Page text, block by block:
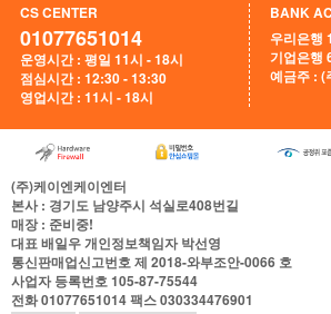
CS CENTER
01077651014
운영시간 : 평일 11시 - 18시
점심시간 : 12:30 - 13:30
영업시간 : 11시 - 18시
BANK
우리은행
기업은행
예금주 : (
(주)케이엔케이엔터
본사: 경기도 남양주시 석실로408번길
매장: 준비중!
대표배일우개인정보책임자박선영
통신판매업신고번호제 2018-와부조안-0066 호
사업자 등록번호105-87-75544
전화01077651014팩스030334476901